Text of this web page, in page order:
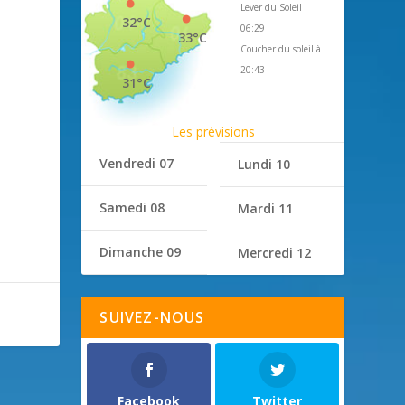
33°C
32°C
31°C
Lever du Soleil
06:29
Coucher du soleil à
20:43
Les prévisions
Vendredi 07
Samedi 08
Dimanche 09
Lundi 10
Mardi 11
Mercredi 12
SUIVEZ-NOUS
Facebook Twitter